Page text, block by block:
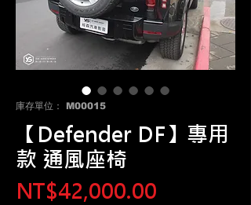
庫存單位： M00015
【Defender DF】專用
款 通風座椅
NT$42,000.00